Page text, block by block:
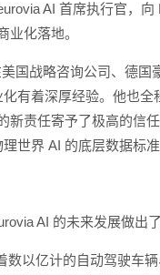
AI 首席执行官，
化落地。
国战略咨询公司、德
有着深厚经验。他也
责任寄予了极高的信
世界 AI 的底层数据标
AI 的未来发展做出了
以亿计的自动驾驶车